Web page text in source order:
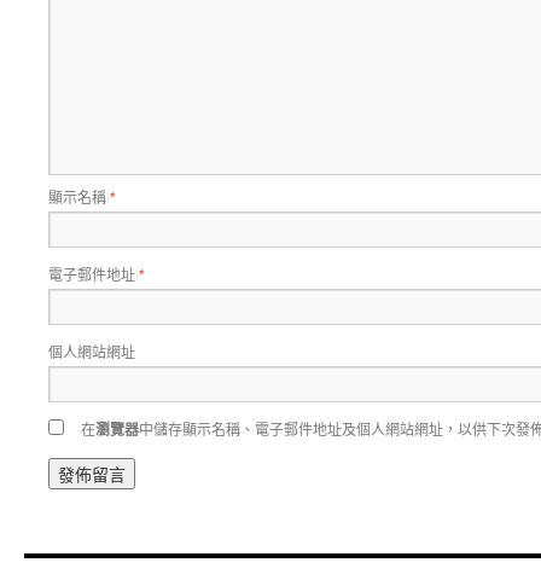
顯示名稱*
電子郵件地址*
個人網站網址
在瀏覽器中儲存顯示名稱、電子郵件地址及個人網站網址，以供下次發